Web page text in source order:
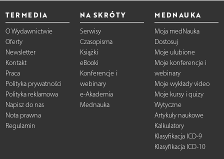
TERMEDIA
O Wydawnictwie
Oferty
Newsletter
Kontakt
Praca
Polityka prywatności
Polityka reklamowa
Napisz do nas
Nota prawna
Regulamin
NA SKRÓTY
Serwisy
Czasopisma
Książki
eBooki
Konferencje i
webinary
e-Akademia
Mednauka
MEDNAUKA
Moja medNauka
Dostosuj
Moje ulubione
Moje konferencje i
webinary
Moje wykłady video
Moje kursy i quizy
Wytyczne
Artykuły naukowe
Kalkulatory
Klasyfikacja ICD-9
Klasyfikacja ICD-10